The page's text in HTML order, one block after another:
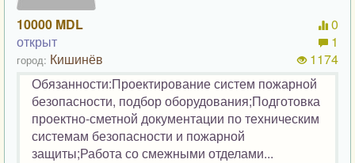
10000 MDL
открыт
город: Кишинёв
0
1
1174
Обязанности:Проектирование систем пожарной
безопасности, подбор оборудования;Подготовка
проектно-сметной документации по техническим
системам безопасности и пожарной
защиты;Работа со смежными отделами...